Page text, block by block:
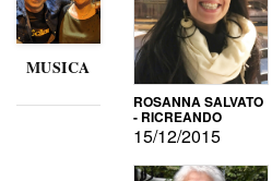
MUSICA
ROSANNA SALVATO
- RICREANDO
15/12/2015